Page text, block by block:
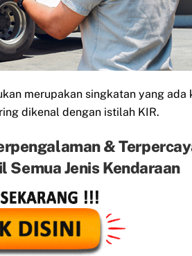
merupakan singkatan yang
dikenal dengan istilah KIR.
&
Semua Jenis Kendaraan